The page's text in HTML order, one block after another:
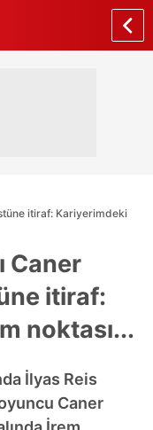
itiraf: Kariyerimdeki
Caner
itiraf:
noktası...
İlyas Reis
Caner